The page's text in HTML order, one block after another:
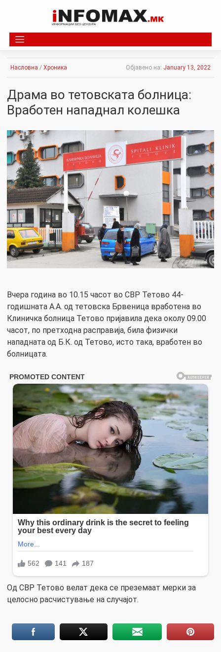
Насловна / Хроника Објавено на: January 13, 2022
Дpaма во тетовската бoлницa:
Вработен нaпaднaл колешка
Вчера година во 10.15 часот во СВР Тетово 44-
годишната А.А. од тетовска Брвеница вработена во
Клиничка болница Тетово пријавила дека околу 09.00
часот, по претходна расправија, била физички
нападната од Б.К. од Тетово, исто така, вработен во
болницата.
Од СВР Тетово велат дека се преземаат мерки за
целосно расчистување на случајот.